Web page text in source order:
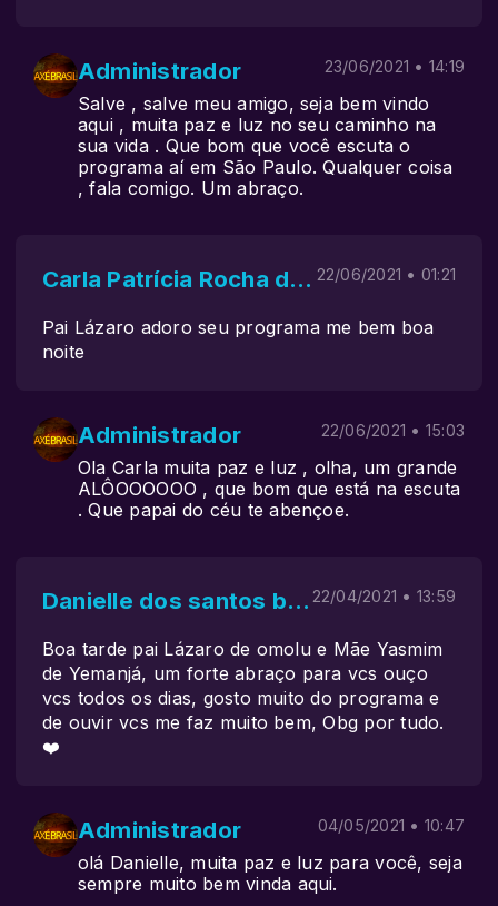
Administrador 23/06/2021 • 14:19
Salve , salve meu amigo, seja bem vindo
aqui , muita paz e luz no seu caminho na
sua vida . Que bom que você escuta o
programa aí em São Paulo. Qualquer coisa
, fala comigo. Um abraço.
Carla Patrícia Rocha de oliveira 22/06/2021 • 01:21
Pai Lázaro adoro seu programa me bem boa
noite
Administrador 22/06/2021 • 15:03
Ola Carla muita paz e luz , olha, um grande
ALÔOOOOOO , que bom que está na escuta
. Que papai do céu te abençoe.
Danielle dos santos brito 22/04/2021 • 13:59
Boa tarde pai Lázaro de omolu e Mãe Yasmim
de Yemanjá, um forte abraço para vcs ouço
vcs todos os dias, gosto muito do programa e
de ouvir vcs me faz muito bem, Obg por tudo.
❤️
Administrador 04/05/2021 • 10:47
olá Danielle, muita paz e luz para você, seja
sempre muito bem vinda aqui.